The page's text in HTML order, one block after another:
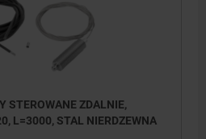
STEROWANE ZDALNIE,
L=3000, STAL NIERDZEWNA